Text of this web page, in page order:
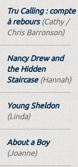
Tru Calling : compte
à rebours(Cathy /
Chris Barronson)
Nancy Drew and
the Hidden
Staircase(Hannah)
Young Sheldon
(Linda)
About a Boy
(Joanne)